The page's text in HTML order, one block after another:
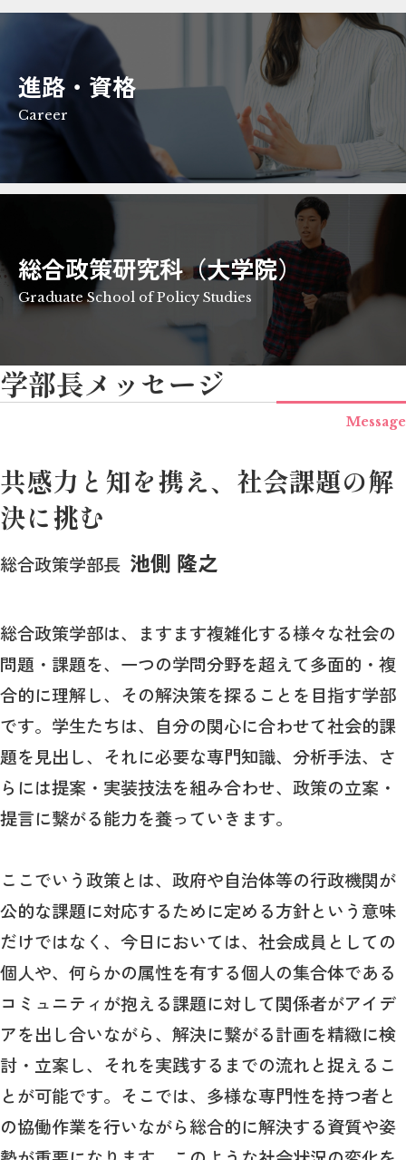
進路・資格
Career
総合政策研究科（大学院）
Graduate School of Policy Studies
学部長メッセージ
Message
共感力と知を携え、社会課題の解
決に挑む
総合政策学部長 池側 隆之
総合政策学部は、ますます複雑化する様々な社会の
問題・課題を、一つの学問分野を超えて多面的・複
合的に理解し、その解決策を探ることを目指す学部
です。学生たちは、自分の関心に合わせて社会的課
題を見出し、それに必要な専門知識、分析手法、さ
らには提案・実装技法を組み合わせ、政策の立案・
提言に繋がる能力を養っていきます。
ここでいう政策とは、政府や自治体等の行政機関が
公的な課題に対応するために定める方針という意味
だけではなく、今日においては、社会成員としての
個人や、何らかの属性を有する個人の集合体である
コミュニティが抱える課題に対して関係者がアイデ
アを出し合いながら、解決に繋がる計画を精緻に検
討・立案し、それを実践するまでの流れと捉えるこ
とが可能です。そこでは、多様な専門性を持つ者と
の協働作業を行いながら総合的に解決する資質や姿